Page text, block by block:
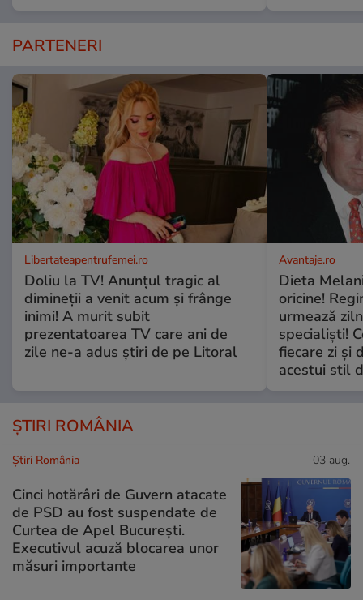
PARTENERI
Libertateapentrufemei.ro
Doliu la TV! Anunțul tragic al
dimineții a venit acum și frânge
inimi! A murit subit
prezentatoarea TV care ani de
zile ne-a adus știri de pe Litoral
Avantaje.ro
Dieta
oricine!
urmează
specialiști!
fiecare zi și
acestui stil
ȘTIRI ROMÂNIA
Știri România 03 aug.
Cinci hotărâri de Guvern atacate
de PSD au fost suspendate de
Curtea de Apel București.
Executivul acuză blocarea unor
măsuri importante